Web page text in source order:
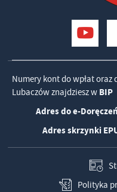
Numery kont do wpłat
Lubaczów znajdziesz w BIP
Adres do e-
Adres skrzynki
Polityka